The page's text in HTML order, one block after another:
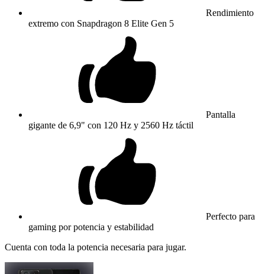
Rendimiento
extremo con Snapdragon 8 Elite Gen 5
Pantalla
gigante de 6,9" con 120 Hz y 2560 Hz táctil
Perfecto para
gaming por potencia y estabilidad
Cuenta con toda la potencia necesaria para jugar.